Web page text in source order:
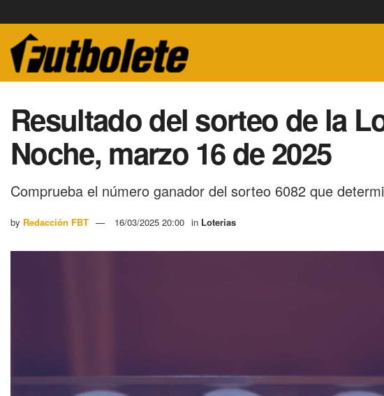
Resultado del sorteo de la
Noche, marzo 16 de 2025
Comprueba el número ganador del sorteo 6082 que
by Redacción FBT 16/03/2025 20:00 in Loterias